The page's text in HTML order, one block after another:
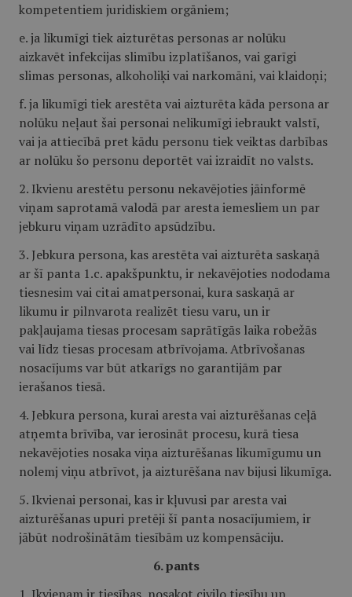
kompetentiem juridiskiem orgāniem;
e. ja likumīgi tiek aizturētas personas ar nolūku
aizkavēt infekcijas slimību izplatīšanos, vai garīgi
slimas personas, alkoholiķi vai narkomāni, vai klaidoņi;
f. ja likumīgi tiek arestēta vai aizturēta kāda persona ar
nolūku neļaut šai personai nelikumīgi iebraukt valstī,
vai ja attiecībā pret kādu personu tiek veiktas darbības
ar nolūku šo personu deportēt vai izraidīt no valsts.
2. Ikvienu arestētu personu nekavējoties jāinformē
viņam saprotamā valodā par aresta iemesliem un par
jebkuru viņam uzrādīto apsūdzību.
3. Jebkura persona, kas arestēta vai aizturēta saskaņā
ar šī panta 1.c. apakšpunktu, ir nekavējoties nododama
tiesnesim vai citai amatpersonai, kura saskaņā ar
likumu ir pilnvarota realizēt tiesu varu, un ir
pakļaujama tiesas procesam saprātīgās laika robežās
vai līdz tiesas procesam atbrīvojama. Atbrīvošanas
nosacījums var būt atkarīgs no garantijām par
ierašanos tiesā.
4. Jebkura persona, kurai aresta vai aizturēšanas ceļā
atņemta brīvība, var ierosināt procesu, kurā tiesa
nekavējoties nosaka viņa aizturēšanas likumīgumu un
nolemj viņu atbrīvot, ja aizturēšana nav bijusi likumīga.
5. Ikvienai personai, kas ir kļuvusi par aresta vai
aizturēšanas upuri pretēji šī panta nosacījumiem, ir
jābūt nodrošinātām tiesībām uz kompensāciju.
6. pants